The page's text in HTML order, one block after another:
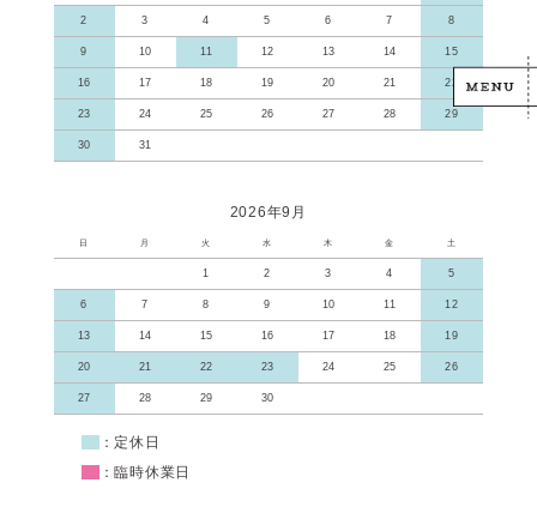
2 3 4 5 6 7 8
9 10 11 12 13 14 15
16 17 18 19 20 21 22
23 24 25 26 27 28 29
30 31
2026年9月
日 月 火 水 木 金 土
1 2 3 4 5
6 7 8 9 10 11 12
13 14 15 16 17 18 19
20 21 22 23 24 25 26
27 28 29 30
：定休日
：臨時休業日